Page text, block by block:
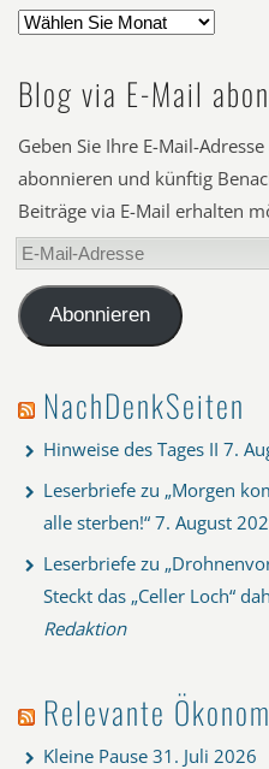
Blog via E-Mail
Geben Sie Ihre E-Mail-
abonnieren und künftig
Beiträge via E-Mail erhalten
E-
Mail-
AdresseAbonnieren
NachDenkSeiten
Hinweise des Tages II 7.
Leserbriefe zu „Morgen
alle sterben!“ 7. August
Leserbriefe zu
Steckt das „Celler Loch“
Redaktion
Relevante
Kleine Pause 31. Juli 2026